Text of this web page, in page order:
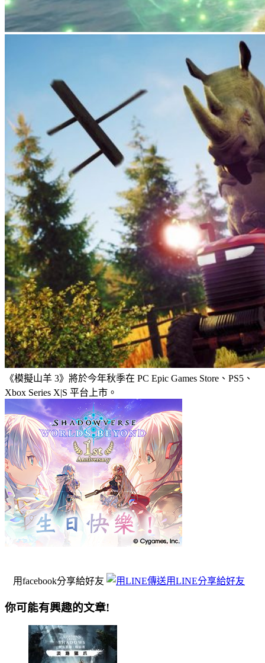
《模擬山羊 3》將於今年秋季在 PC Epic Games Store、PS5、
Xbox Series X|S 平台上市。
用facebook分享給好友 用LINE分享給好友
你可能有興趣的文章!